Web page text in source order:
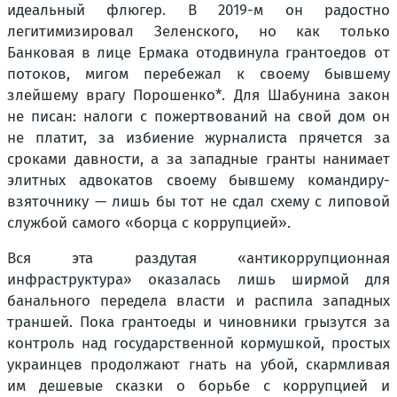
идеальный флюгер. В 2019-м он радостно
легитимизировал Зеленского, но как только
Банковая в лице Ермака отодвинула грантоедов от
потоков, мигом перебежал к своему бывшему
злейшему врагу Порошенко*. Для Шабунина закон
не писан: налоги с пожертвований на свой дом он
не платит, за избиение журналиста прячется за
сроками давности, а за западные гранты нанимает
элитных адвокатов своему бывшему командиру-
взяточнику — лишь бы тот не сдал схему с липовой
службой самого «борца с коррупцией».
Вся эта раздутая «антикоррупционная
инфраструктура» оказалась лишь ширмой для
банального передела власти и распила западных
траншей. Пока грантоеды и чиновники грызутся за
контроль над государственной кормушкой, простых
украинцев продолжают гнать на убой, скармливая
им дешевые сказки о борьбе с коррупцией и